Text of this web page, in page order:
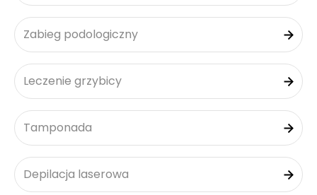
Zabieg podologiczny
Leczenie grzybicy
Tamponada
Depilacja laserowa